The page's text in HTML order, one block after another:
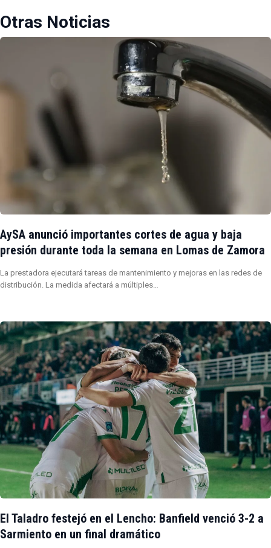
Otras Noticias
AySA anunció importantes cortes de agua y baja
presión durante toda la semana en Lomas de Zamora
La prestadora ejecutará tareas de mantenimiento y mejoras en las redes de
distribución. La medida afectará a múltiples…
El Taladro festejó en el Lencho: Banfield venció 3-2 a
Sarmiento en un final dramático